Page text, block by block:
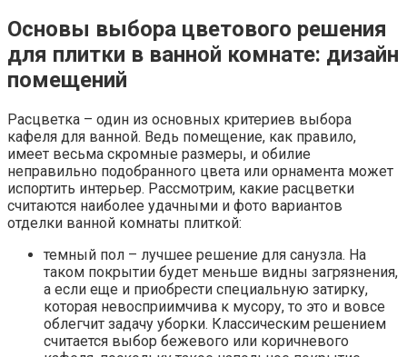
Основы выбора цветового решения
для плитки в ванной комнате: дизайн
помещений
Расцветка – один из основных критериев выбора
кафеля для ванной. Ведь помещение, как правило,
имеет весьма скромные размеры, и обилие
неправильно подобранного цвета или орнамента может
испортить интерьер. Рассмотрим, какие расцветки
считаются наиболее удачными и фото вариантов
отделки ванной комнаты плиткой:
темный пол – лучшее решение для санузла. На
таком покрытии будет меньше видны загрязнения,
а если еще и приобрести специальную затирку,
которая невосприимчива к мусору, то это и вовсе
облегчит задачу уборки. Классическим решением
считается выбор бежевого или коричневого